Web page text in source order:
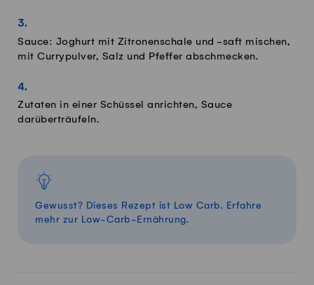
Sauce: Joghurt mit Zitronenschale und -saft mischen,
mit Currypulver, Salz und Pfeffer abschmecken.
Zutaten in einer Schüssel anrichten, Sauce
darüberträufeln.
Gewusst? Dieses Rezept ist Low Carb. Erfahre
mehr zur Low-Carb -Ernährung.